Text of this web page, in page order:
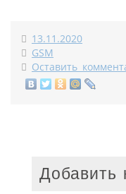
13.11.2020
GSM
Оставить
Добавить